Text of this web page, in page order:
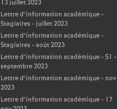
13 juillet 2023
Lettre d’information académique -
Stagiaires - juillet 2023
Lettre d’information académique -
Stagiaires - août 2023
Lettre d’information académique - S1 -
septembre 2023
Lettre d’information académique - nov
2023
Lettre d’information académique - 17